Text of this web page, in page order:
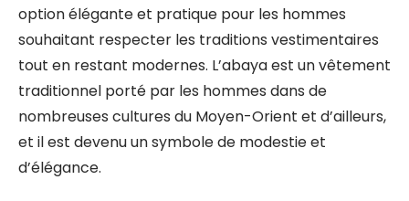
option élégante et pratique pour les hommes
souhaitant respecter les traditions vestimentaires
tout en restant modernes. L’abaya est un vêtement
traditionnel porté par les hommes dans de
nombreuses cultures du Moyen-Orient et d’ailleurs,
et il est devenu un symbole de modestie et
d’élégance.